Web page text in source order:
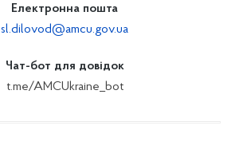
Електронна пошта
sl.dilovod@amcu.gov.ua
Чат-бот для довідок
t.me/AMCUkraine_bot